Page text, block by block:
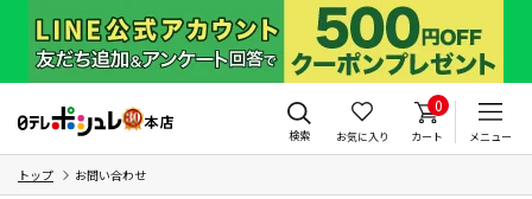
検索 お気に入り
0
カート メニュー
トップ お問い合わせ